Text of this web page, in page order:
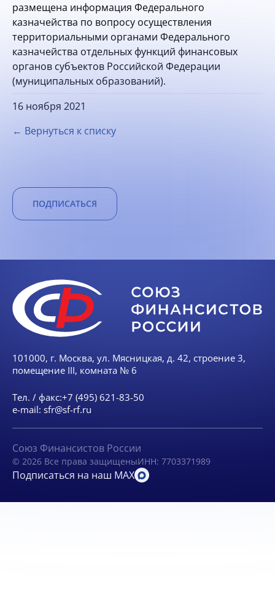
размещена информация Федерального
казначейства по вопросу осуществления
территориальными органами Федерального
казначейства отдельных функций финансовых
органов субъектов Российской Федерации
(муниципальных образований).
16 ноября 2021
← Вернуться к списку
ПОДПИСАТЬСЯ
101000, г. Москва, ул. Мясницкая, д. 42, строение 3,
помещение III, комната № 6
Тел. / факс:+7 (495) 621-83-50
e-mail: sfr@sf-rf.ru
Союз Финансистов России
© 2026 Все права защищеныИНН: 7703371989
Подписаться на наш MAX